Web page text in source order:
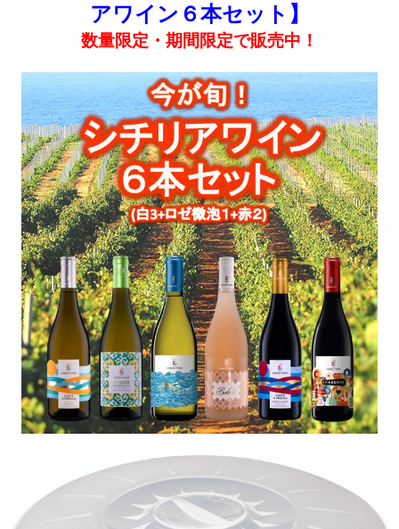
アワイン６本セット】
数量限定・期間限定で販売中！